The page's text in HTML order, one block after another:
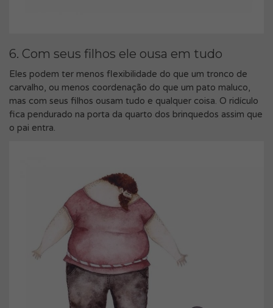
6. Com seus filhos ele ousa em tudo
Eles podem ter menos flexibilidade do que um tronco de
carvalho, ou menos coordenação do que um pato maluco,
mas com seus filhos ousam tudo e qualquer coisa. O ridículo
fica pendurado na porta da quarto dos brinquedos assim que
o pai entra.